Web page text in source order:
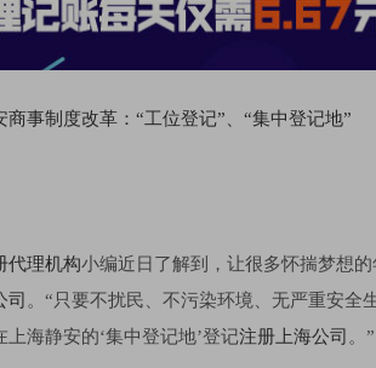
商事制度改革：“工位登记”、“集中登记地”
代理机构小编近日了解到，让很多怀揣梦想
司 。“只要不扰民、不污染环境、无严重安全
上海静安的‘集中登记地’登记注册上海公司 。”